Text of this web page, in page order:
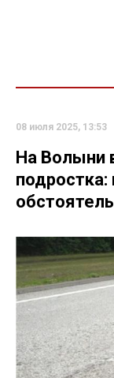
08 июля 2025, 13:53
На Волыни